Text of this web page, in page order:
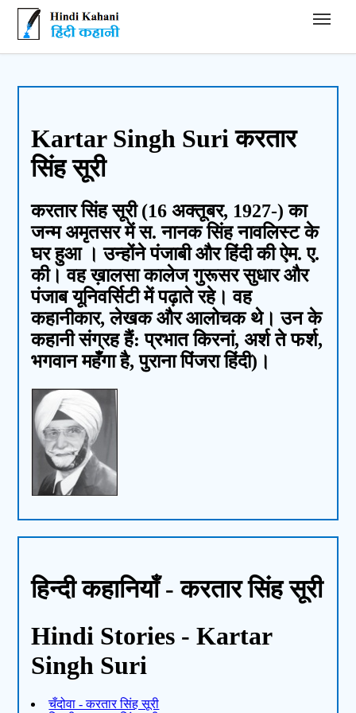
Hindi Kahani - हिंदी कहानी
Kartar Singh Suri करतार
सिंह सूरी
करतार सिंह सूरी (16 अक्तूबर, 1927-) का
जन्म अमृतसर में स. नानक सिंह नावलिस्ट के
घर हुआ । उन्होंने पंजाबी और हिंदी की ऐम. ए.
की। वह ख़ालसा कालेज गुरूसर सुधार और
पंजाब यूनिवर्सिटी में पढ़ाते रहे। वह
कहानीकार, लेखक और आलोचक थे। उन के
कहानी संग्रह हैं: प्रभात किरनां, अर्श ते फर्श,
भगवान महँगा है, पुराना पिंजरा हिंदी)।
हिन्दी कहानियाँ - करतार सिंह सूरी
Hindi Stories - Kartar
Singh Suri
चँदोवा - करतार सिंह सूरी